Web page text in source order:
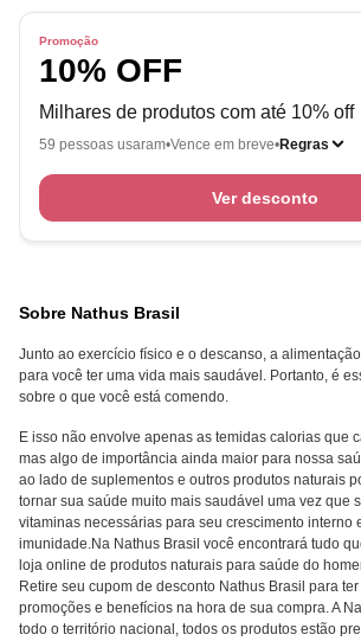
Promoção
10% OFF
Milhares de produtos com até 10% off
59 pessoas usaram Vence em breve Regras
Ver desconto
Sobre Nathus Brasil
Junto ao exercício físico e o descanso, a
para você ter uma vida mais saudável. Portanto, é
sobre o que você está comendo.
E isso não envolve apenas as temidas calorias que
mas algo de importância ainda maior para nossa
ao lado de suplementos e outros produtos naturais
tornar sua saúde muito mais saudável uma vez que
vitaminas necessárias para seu crescimento interno
imunidade.Na Nathus Brasil você encontrará tudo
loja online de produtos naturais para saúde do
Retire seu cupom de desconto Nathus Brasil para
promoções e benefícios na hora de sua compra. A
todo o território nacional, todos os produtos estão